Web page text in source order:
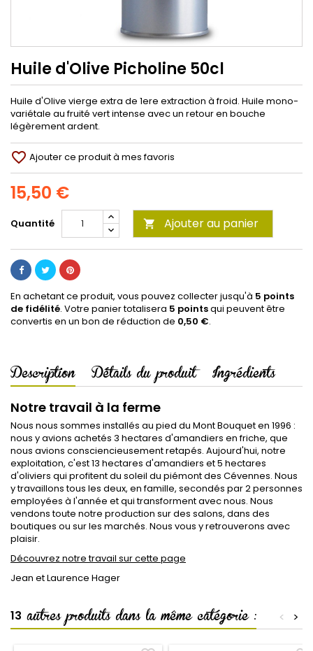
Huile d'Olive Picholine 50cl
Huile d'Olive vierge extra de 1ere extraction à froid. Huile mono-
variétale au fruité vert intense avec un retour en bouche
légèrement ardent.
favorite_border Ajouter ce produit à mes favoris
15,50 €
Quantité  Ajouter au panier
En achetant ce produit, vous pouvez collecter jusqu'à 5 points
de fidélité. Votre panier totalisera 5 pointsqui peuvent être
convertis en un bon de réduction de 0,50 €.
Description Détails du produit Ingrédients
Notre travail à la ferme
Nous nous sommes installés au pied du Mont Bouquet en 1996 :
nous y avions achetés 3 hectares d'amandiers en friche, que
nous avions consciencieusement retapés. Aujourd'hui, notre
exploitation, c'est 13 hectares d'amandiers et 5 hectares
d'oliviers qui profitent du soleil du piémont des Cévennes. Nous
y travaillons tous les deux, en famille, secondés par 2 personnes
employées à l'année et qui transforment avec nous. Nous
vendons toute notre production sur des salons, dans des
boutiques ou sur les marchés. Nous vous y retrouverons avec
plaisir.
Découvrez notre travail sur cette page
Jean et Laurence Hager
13 autres produits dans la même catégorie : >
<